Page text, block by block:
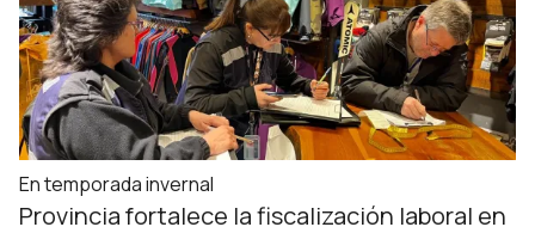
En temporada invernal
Provincia fortalece la fiscalización laboral en